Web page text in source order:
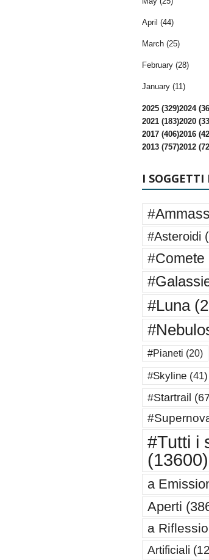
April (44)
March (25)
February (28)
January (11)
2025 (329)2024
2021 (183)2020
2017 (406)2016
2013 (757)2012
I
#Asteroidi
#Comete
#Luna
#Pianeti (20)
#Skyline(41)
#Startrail
#Tutti i
(13600)
a
Aperti
a
Artificiali